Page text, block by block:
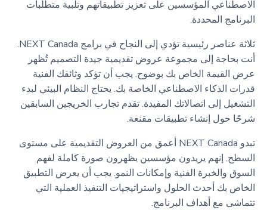
الاصطناعي المؤسسين على تعزيز تطبيقاتهم وتلبية متطلبات
البرنامج المحددة.
ثلاثة عناصر رئيسية تؤدي إلى النجاح في برامج NEXT Canada.
أنت بحاجة إلى مجموعة عروض تقديمية جيدة التصميم تُظهر
عرض القيمة الخاص بك بوضوح. يجب أن تؤكد وثائقك الفنية
قدرات الذكاء الاصطناعي الخاصة بك. يحتاج النظام البيئي لبدء
التشغيل إلى اتصالاتك المفيدة. تقدم تجارب الخريجين السابقين
شرحًا حول إنشاء تطبيقات مقنعة.
تبدو NEXT Canada أعمق من العروض التقديمية على مستوى
السطح. إنهم يريدون مؤسسين يظهرون صورة كاملة لفهم
السوق والخبرة الفنية وإمكانات النمو. يجب أن يعرض التطبيق
الخاص بك أحدث الحلول واستراتيجيات التنفيذ العملية التي
تتماشى مع أهداف البرنامج.